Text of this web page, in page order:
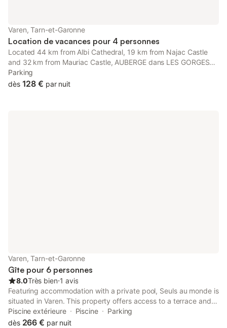
Varen, Tarn-et-Garonne
Location de vacances pour 4 personnes
Located 44 km from Albi Cathedral, 19 km from Najac Castle
and 32 km from Mauriac Castle, AUBERGE dans LES GORGES
DE L'AVEYRON offers accommodation situated in Varen. The
property is non-smoking and is set 43 km from Toulouse-
Parking
dès 128 € par nuit
Varen, Tarn-et-Garonne
Gîte pour 6 personnes
8.0Très bien⋅1 avis
Featuring accommodation with a private pool, Seuls au monde is
situated in Varen. This property offers access to a terrace and
free private parking. The property is non-smoking and is
located 45 km from Toulouse-Lautrec Museum.
Piscine extérieure Piscine
Parking
dès 266 € par nuit